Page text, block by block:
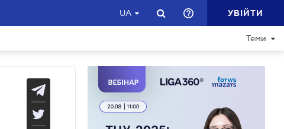
UA УВІЙТИ
Теми